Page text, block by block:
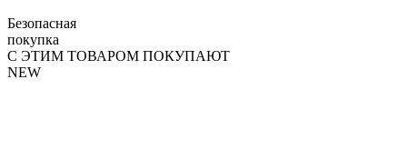
Безопасная
покупка
С ЭТИМ ТОВАРОМ ПОКУПАЮТ
NEW